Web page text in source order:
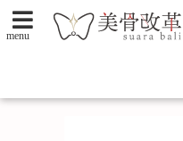
menu